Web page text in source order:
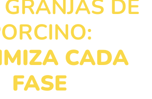
DE
CADA
FASE